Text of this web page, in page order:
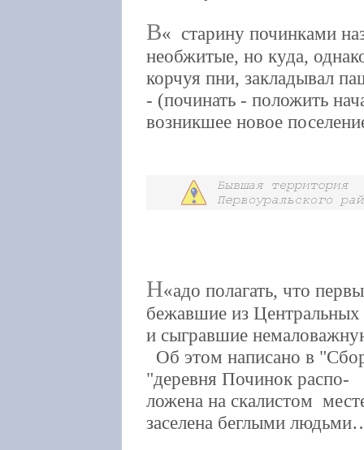
В
старину починками
необжитые, но куда,
корчуя пни, закладывал
- (починать - положить
возникшее новое
Н адо полагать, что
бежавшие из
и сыгравшие
Об этом написано в
"деревня Починок распо-
ложена на скалистом
заселена беглыми